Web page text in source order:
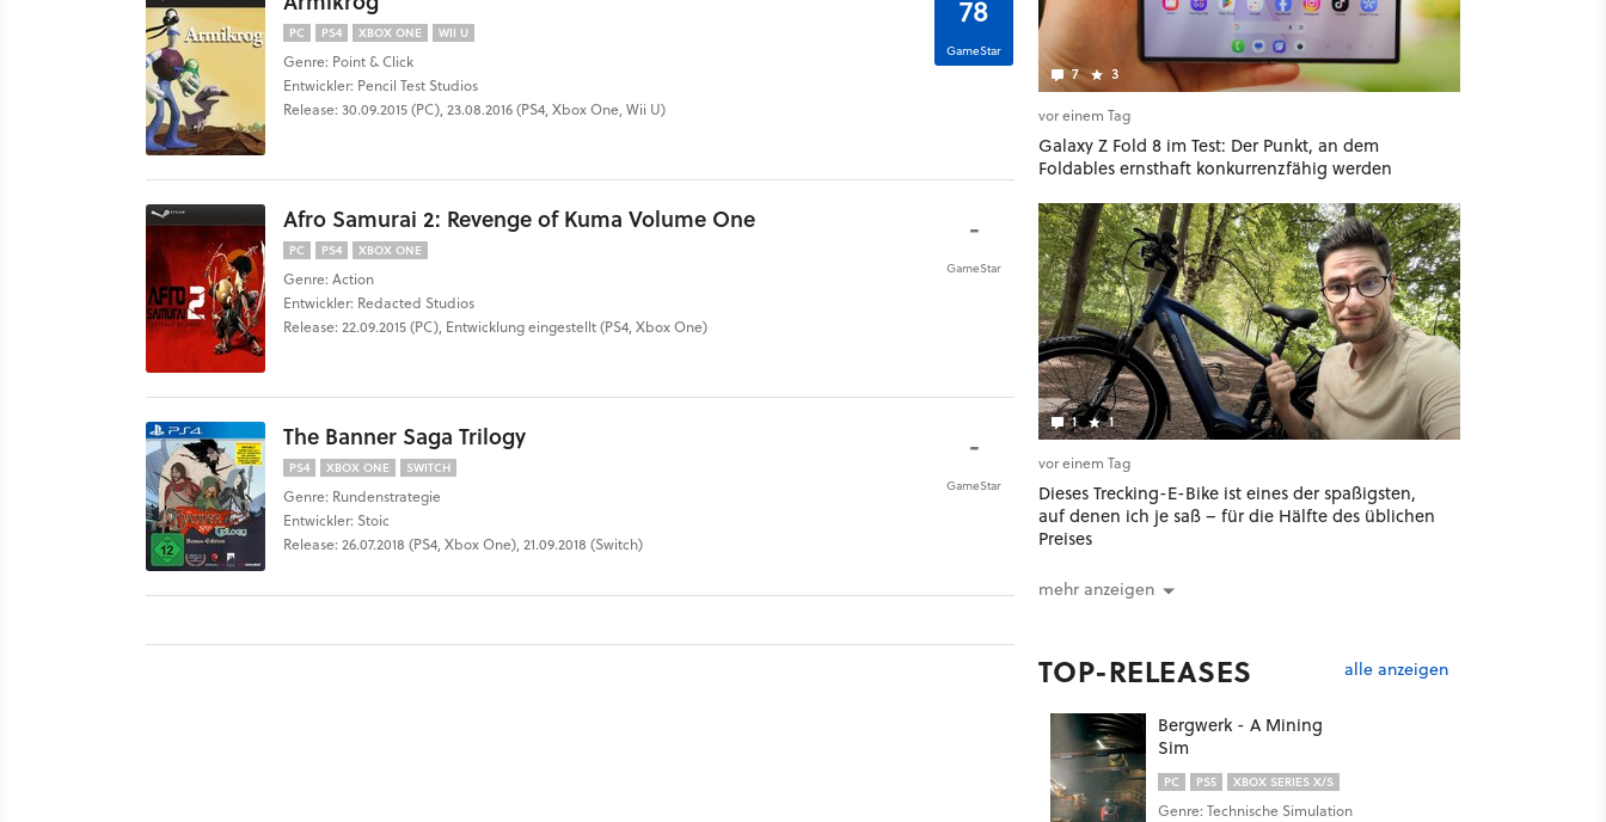
PC PS4 XBOX ONE WII U
Genre: Point & Click
Entwickler: Pencil Test Studios
Release: 30.09.2015 (PC), 23.08.2016 (PS4, Xbox One, Wii U)
78
GameStar
Afro Samurai 2: Revenge of Kuma Volume One
PC PS4 XBOX ONE
Genre: Action
Entwickler: Redacted Studios
Release: 22.09.2015 (PC), Entwicklung eingestellt (PS4, Xbox One)
-
GameStar
The Banner Saga Trilogy
PS4 XBOX ONE SWITCH
Genre: Rundenstrategie
Entwickler: Stoic
Release: 26.07.2018 (PS4, Xbox One), 21.09.2018 (Switch)
-
GameStar
7 3
vor einem Tag
Galaxy Z Fold 8 im Test: Der Punkt, an dem
Foldables ernsthaft konkurrenzfähig werden
1 1
vor einem Tag
Dieses Trecking-E-Bike ist eines der spaßigsten,
auf denen ich je saß – für die Hälfte des üblichen
Preises
mehr anzeigen
TOP-RELEASES alle anzeigen
Bergwerk - A Mining
Sim
PC PS5 XBOX SERIES X/S
Genre: Technische Simulation